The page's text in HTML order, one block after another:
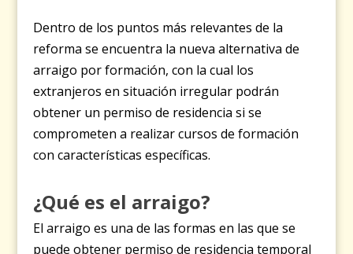
Dentro de los puntos más relevantes de la
reforma se encuentra la nueva alternativa de
arraigo por formación, con la cual los
extranjeros en situación irregular podrán
obtener un permiso de residencia si se
comprometen a realizar cursos de formación
con características específicas.
¿Qué es el arraigo?
El arraigo es una de las formas en las que se
puede obtener permiso de residencia temporal